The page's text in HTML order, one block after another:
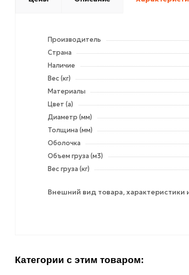
Производитель
Страна
Наличие
Вес (кг)
Материалы
Цвет (а)
Диаметр (мм)
Толщина (мм)
Оболочка
Объем груза (м3)
Вес груза (кг)
Внешний вид товара, характеристики
Категории с этим товаром: